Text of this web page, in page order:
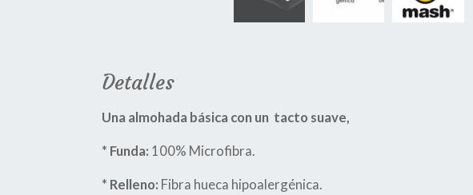
Detalles
Una almohada básica con un tacto suave,
* Funda: 100% Microfibra.
* Relleno: Fibra hueca hipoalergénica.